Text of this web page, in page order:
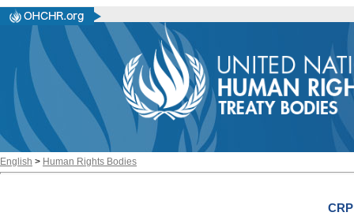
English > Human Rights Bodies